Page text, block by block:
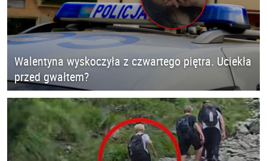
Walentyna wyskoczyła z czwartego piętra. Uciekła
przed gwałtem?